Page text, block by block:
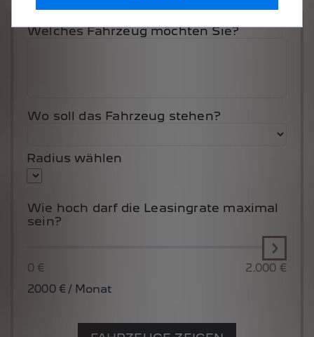
Welches Fahrzeug möchten Sie?
Wo soll das Fahrzeug stehen?
Radius wählen
Wie hoch darf die Leasingrate maximal
sein?
0 €
2.000 €
2000€ / Monat